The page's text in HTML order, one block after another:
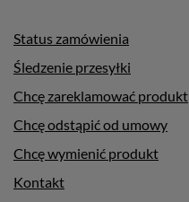
Status zamówienia
Śledzenie przesyłki
Chcę zareklamować produkt
Chcę odstąpić od umowy
Chcę wymienić produkt
Kontakt